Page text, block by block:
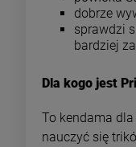
dobrze
sprawdzi
bardziej
Dla kogo jest
To kendama
nauczyć się